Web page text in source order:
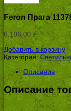
Feron Прага
6,106.00 Р
УБ.
Добавить в корзину
Категория:
Описание
Описание